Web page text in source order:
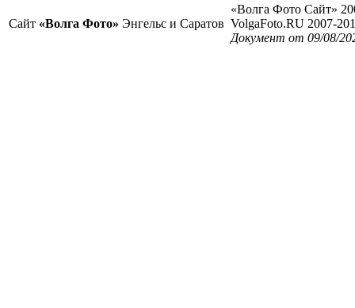
Сайт «Волга Фото» Энгельс и Саратов
«Волга Фото Сайт»
VolgaFoto.RU 2007-
Документ от 09/08/